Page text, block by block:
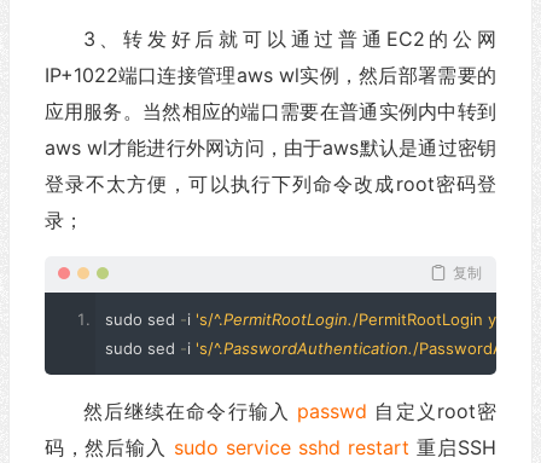
3、转发好后就可以通过普通EC2的公网
IP+1022端口连接管理aws wl实例，然后部署需要的
应用服务。当然相应的端口需要在普通实例内中转到
aws wl才能进行外网访问，由于aws默认是通过密钥
登录不太方便，可以执行下列命令改成root密码登
录；
复制
sudo sed -i 's/^.PermitRootLogin./PermitRootLogin yes/g'
sudo sed -i 's/^.PasswordAuthentication./
然后继续在命令行输入 passwd 自定义root密
码，然后输入 sudo service sshd restart 重启SSH